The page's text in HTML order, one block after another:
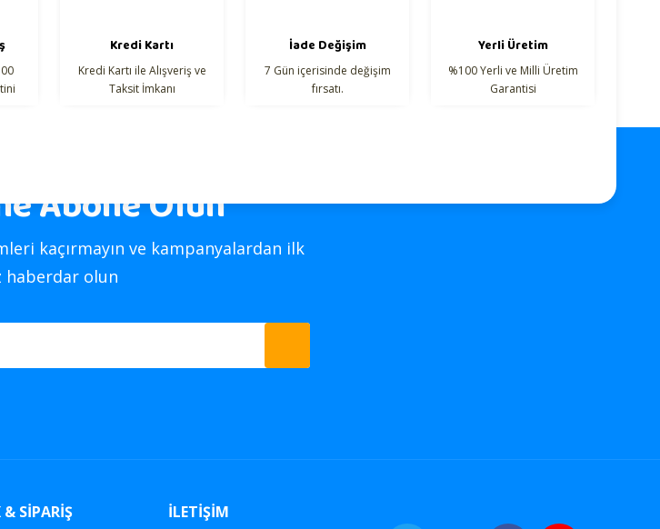
Gönder
Kredi Kartı
Kredi Kartı ile Alışveriş ve
Taksit İmkanı
İade Değişim
7 Gün içerisinde değişim
fırsatı.
Yerli Üretim
%100 Yerli ve Milli Üretim
Garantisi
Abone Olun
kaçırmayın ve kampanyalardan ilk
haberdar olun
& SİPARİŞ İLETİŞİM